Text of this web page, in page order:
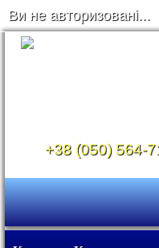
Ви не авторизовані...
+38 (050) 564-